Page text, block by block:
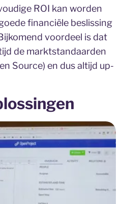
ROI kan worden
financiële beslissing
voordeel is dat
de marktstandaarden
Source) en dus altijd up-